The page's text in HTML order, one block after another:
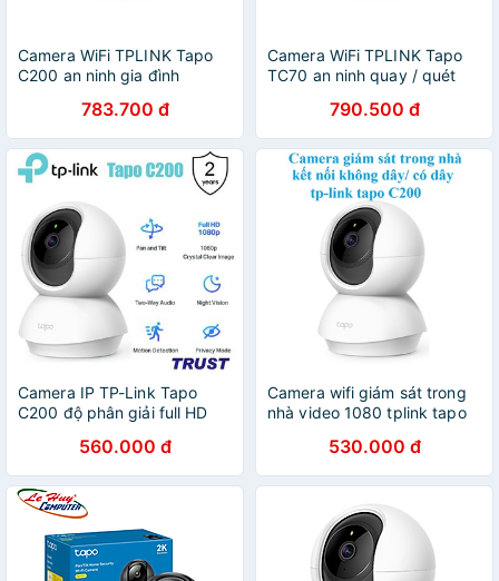
Camera WiFi TPLINK Tapo
C200 an ninh gia đình
783.700 đ
Camera WiFi TPLINK Tapo
TC70 an ninh quay / quét
790.500 đ
Camera IP TP-Link Tapo
C200 độ phân giải full HD
560.000 đ
Camera wifi giám sát trong
nhà video 1080 tplink tapo
530.000 đ